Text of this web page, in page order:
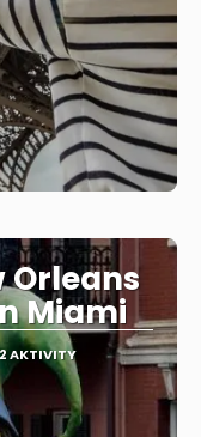
Orleans
Miami
2 AKTIVITY